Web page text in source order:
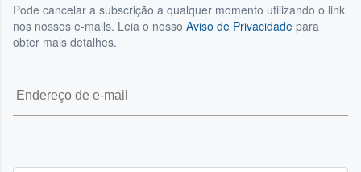
Pode cancelar a subscrição a qualquer momento utilizando o link
nos nossos e-mails. Leia o nosso Aviso de Privacidade para
obter mais detalhes.